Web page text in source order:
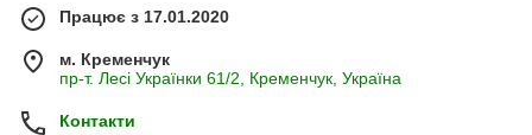
Працює з 17.01.2020
м. Кременчук
пр-т. Лесі Українки 61/2, Кременчук, Україна
Контакти